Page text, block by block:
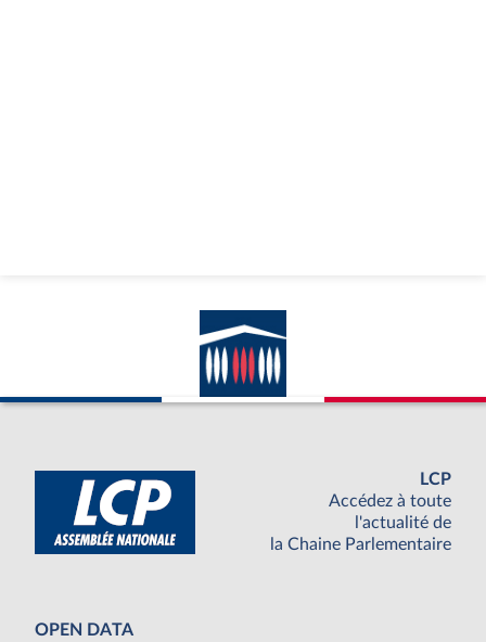
LCP
Accédez à toute
l'actualité de
la Chaine Parlementaire
OPEN DATA